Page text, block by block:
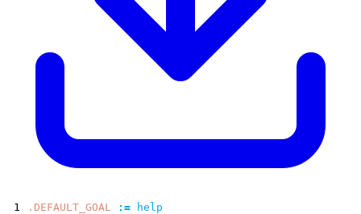
1 .DEFAULT_GOAL :=
help